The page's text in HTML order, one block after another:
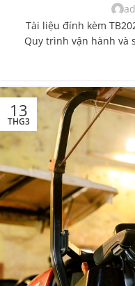
Tài liệu đính kèm
Quy trình vận hành và
13
THG3